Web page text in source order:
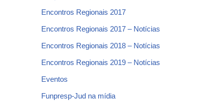
Encontros Regionais 2017
Encontros Regionais 2017 – Notícias
Encontros Regionais 2018 – Notícias
Encontros Regionais 2019 – Notícias
Eventos
Funpresp-Jud na mídia